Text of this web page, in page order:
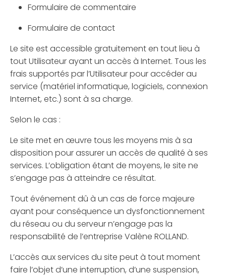
Formulaire de commentaire
Formulaire de contact
Le site est accessible gratuitement en tout lieu à
tout Utilisateur ayant un accès à Internet. Tous les
frais supportés par l’Utilisateur pour accéder au
service (matériel informatique, logiciels, connexion
Internet, etc.) sont à sa charge.
Selon le cas :
Le site met en œuvre tous les moyens mis à sa
disposition pour assurer un accès de qualité à ses
services. L’obligation étant de moyens, le site ne
s’engage pas à atteindre ce résultat.
Tout événement dû à un cas de force majeure
ayant pour conséquence un dysfonctionnement
du réseau ou du serveur n’engage pas la
responsabilité de l’entreprise Valène ROLLAND.
L’accès aux services du site peut à tout moment
faire l’objet d’une interruption, d’une suspension,